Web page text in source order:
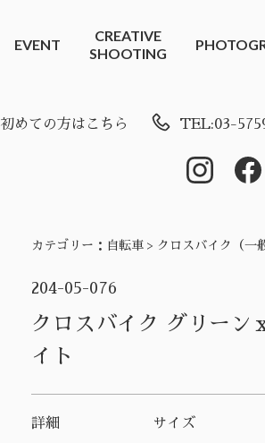
EVENT
CREATIVE
SHOOTING
初めての方はこちら TEL:03-
カテゴリー： 自転車 > クロスバイク（一
204-05-076
クロスバイク グリーン
イト
詳細 サイズ